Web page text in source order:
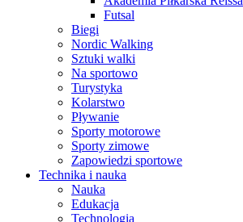
Futsal
Biegi
Nordic Walking
Sztuki walki
Na sportowo
Turystyka
Kolarstwo
Pływanie
Sporty motorowe
Sporty zimowe
Zapowiedzi sportowe
Technika i nauka
Nauka
Edukacja
Technologia